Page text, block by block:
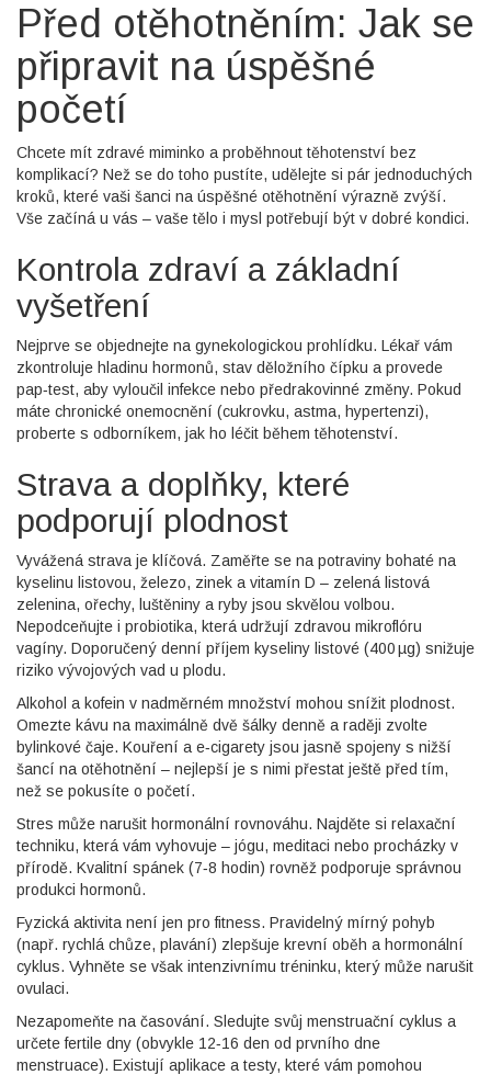
Před otěhotněním: Jak se
připravit na úspěšné
početí
Chcete mít zdravé miminko a proběhnout těhotenství bez
komplikací? Než se do toho pustíte, udělejte si pár jednoduchých
kroků, které vaši šanci na úspěšné otěhotnění výrazně zvýší.
Vše začíná u vás – vaše tělo i mysl potřebují být v dobré kondici.
Kontrola zdraví a základní
vyšetření
Nejprve se objednejte na gynekologickou prohlídku. Lékař vám
zkontroluje hladinu hormonů, stav děložního čípku a provede
pap‑test, aby vyloučil infekce nebo předrakovinné změny. Pokud
máte chronické onemocnění (cukrovku, astma, hypertenzi),
proberte s odborníkem, jak ho léčit během těhotenství.
Strava a doplňky, které
podporují plodnost
Vyvážená strava je klíčová. Zaměřte se na potraviny bohaté na
kyselinu listovou, železo, zinek a vitamín D – zelená listová
zelenina, ořechy, luštěniny a ryby jsou skvělou volbou.
Nepodceňujte i probiotika, která udržují zdravou mikroflóru
vagíny. Doporučený denní příjem kyseliny listové (400 µg) snižuje
riziko vývojových vad u plodu.
Alkohol a kofein v nadměrném množství mohou snížit plodnost.
Omezte kávu na maximálně dvě šálky denně a raději zvolte
bylinkové čaje. Kouření a e‑cigarety jsou jasně spojeny s nižší
šancí na otěhotnění – nejlepší je s nimi přestat ještě před tím,
než se pokusíte o početí.
Stres může narušit hormonální rovnováhu. Najděte si relaxační
techniku, která vám vyhovuje – jógu, meditaci nebo procházky v
přírodě. Kvalitní spánek (7‑8 hodin) rovněž podporuje správnou
produkci hormonů.
Fyzická aktivita není jen pro fitness. Pravidelný mírný pohyb
(např. rychlá chůze, plavání) zlepšuje krevní oběh a hormonální
cyklus. Vyhněte se však intenzivnímu tréninku, který může narušit
ovulaci.
Nezapomeňte na časování. Sledujte svůj menstruační cyklus a
určete fertile dny (obvykle 12‑16 den od prvního dne
menstruace). Existují aplikace a testy, které vám pomohou